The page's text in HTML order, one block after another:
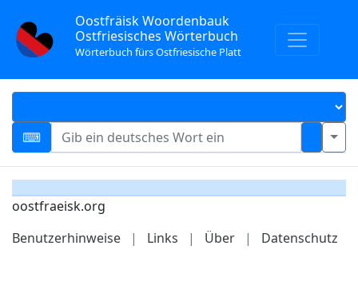
Oostfräisk Woordenbauk
Ostfriesisches Wörterbuch
Wörterbuch fürs Ostfriesische Platt
oostfraeisk.org
Benutzerhinweise
| Links | Über | Datenschutz